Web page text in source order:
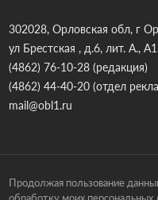
302028, Орловская обл, г
ул Брестская , д.6, лит. А.,
(4862) 76-10-28(редакция)
(4862) 44-40-20(отдел
mail@obl1.ru
Продолжая пользование
обработку моих персональных